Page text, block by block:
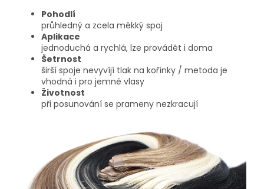
Pohodlí
průhledný a zcela měkký spoj
Aplikace
jednoduchá a rychlá, lze provádět i doma
Šetrnost
širší spoje nevyvíjí tlak na kořínky / metoda je
vhodná i pro jemné vlasy
Životnost
při posunování se prameny nezkracují